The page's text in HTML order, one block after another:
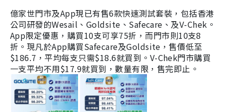
億家世門市及App現已有售6款快速測試套裝，包括香港
公司研發的Wesail、Goldsite、Safecare、及V-Chek。
App限定優惠，購買10支可享75折，而門市則10支8
折。現凡於App購買Safecare及Goldsite，售價低至
$186.7，平均每支只需$18.6就買到。V-Chek門市購買
一支平均不用$17.9就買到，數量有限，售完即止。